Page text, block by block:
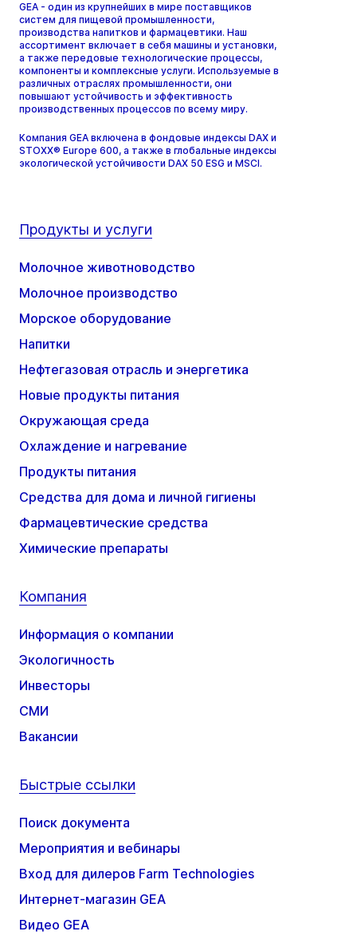
GEA - один из крупнейших в мире поставщиков
систем для пищевой промышленности,
производства напитков и фармацевтики. Наш
ассортимент включает в себя машины и установки,
а также передовые технологические процессы,
компоненты и комплексные услуги. Используемые в
различных отраслях промышленности, они
повышают устойчивость и эффективность
производственных процессов по всему миру.
Компания GEA включена в фондовые индексы DAX и
STOXX® Europe 600, а также в глобальные индексы
экологической устойчивости DAX 50 ESG и MSCI.
Продукты и услуги
Молочное животноводство
Молочное производство
Морское оборудование
Напитки
Нефтегазовая отрасль и энергетика
Новые продукты питания
Окружающая среда
Охлаждение и нагревание
Продукты питания
Средства для дома и личной гигиены
Фармацевтические средства
Химические препараты
Компания
Информация о компании
Экологичность
Инвесторы
СМИ
Вакансии
Быстрые ссылки
Поиск документа
Мероприятия и вебинары
Вход для дилеров Farm Technologies
Интернет-магазин GEA
Видео GEA